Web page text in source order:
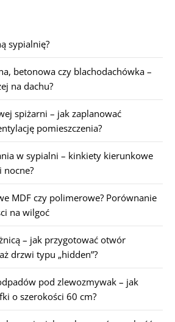
sypialnię?
betonowa czy blachodachówka –
na dachu?
spiżarni – jak zaplanować
pomieszczenia?
w sypialni – kinkiety kierunkowe
nocne?
MDF czy polimerowe? Porównanie
na wilgoć
– jak przygotować otwór
drzwi typu „hidden”?
pod zlewozmywak – jak
o szerokości 60 cm?